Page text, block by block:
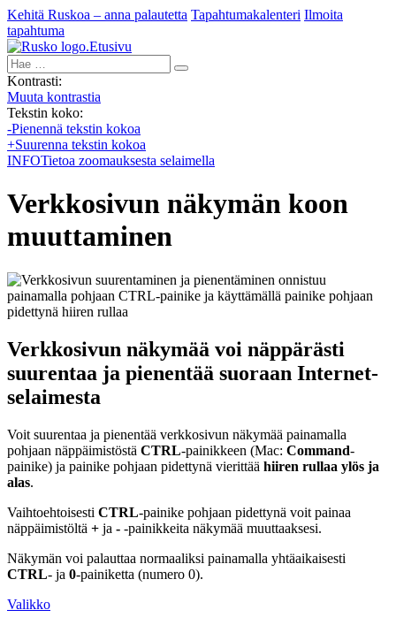
Kehitä Ruskoa – anna palautetta Tapahtumakalenteri Ilmoita
tapahtuma
Etusivu
Hae:
Kontrasti:
Muuta kontrastia
Tekstin koko:
-Pienennä tekstin kokoa
+Suurenna tekstin kokoa
INFOTietoa zoomauksesta selaimella
Verkkosivun näkymän koon
muuttaminen
Verkkosivun näkymää voi näppärästi
suurentaa ja pienentää suoraan Internet-
selaimesta
Voit suurentaa ja pienentää verkkosivun näkymää painamalla
pohjaan näppäimistöstä CTRL-painikkeen (Mac: Command-
painike) ja painike pohjaan pidettynä vierittää hiiren rullaa ylös ja
alas.
Vaihtoehtoisesti CTRL-painike pohjaan pidettynä voit painaa
näppäimistöltä + ja - -painikkeita näkymää muuttaaksesi.
Näkymän voi palauttaa normaaliksi painamalla yhtäaikaisesti
CTRL- ja 0-painiketta (numero 0).
Valikko